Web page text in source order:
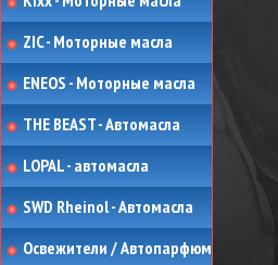
ZIC - Моторные масла
ENEOS - Моторные масла
THE BEAST - Автомасла
LOPAL - автомасла
SWD Rheinol - Автомасла
Освежители / Автопарфюм